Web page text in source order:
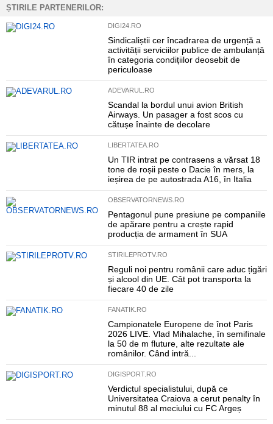
ȘTIRILE PARTENERILOR:
DIGI24.RO
Sindicaliștii cer încadrarea de urgență a
activității serviciilor publice de ambulanță
în categoria condițiilor deosebit de
periculoase
ADEVARUL.RO
Scandal la bordul unui avion British
Airways. Un pasager a fost scos cu
cătușe înainte de decolare
LIBERTATEA.RO
Un TIR intrat pe contrasens a vărsat 18
tone de roșii peste o Dacie în mers, la
ieșirea de pe autostrada A16, în Italia
OBSERVATORNEWS.RO
Pentagonul pune presiune pe companiile
de apărare pentru a crește rapid
producția de armament în SUA
STIRILEPROTV.RO
Reguli noi pentru românii care aduc țigări
și alcool din UE. Cât pot transporta la
fiecare 40 de zile
FANATIK.RO
Campionatele Europene de înot Paris
2026 LIVE. Vlad Mihalache, în semifinale
la 50 de m fluture, alte rezultate ale
românilor. Când intră...
DIGISPORT.RO
Verdictul specialistului, după ce
Universitatea Craiova a cerut penalty în
minutul 88 al meciului cu FC Argeș